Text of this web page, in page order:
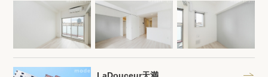
保存した検索条件
店舗・スタッフ紹介
LaDouceur天満